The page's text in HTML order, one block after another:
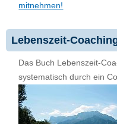
mitnehmen!
Lebenszeit-
Das Buch Lebenszeit-
systematisch durch ein